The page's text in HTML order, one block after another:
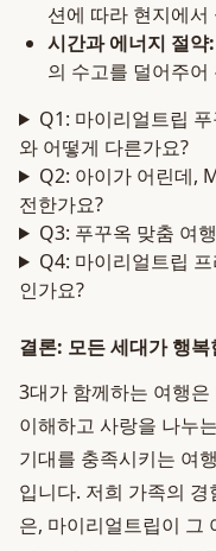
션에 따라 현지에
시간과 에너지 절약:
의 수고를 덜어주
Q1: 마이리얼트립
와 어떻게 다른가요?
Q2: 아이가 어린데,
전한가요?
Q3: 푸꾸옥 맞춤 여
Q4: 마이리얼트립
인가요?
결론: 모든 세대가 행
3대가 함께하는 여행
이해하고 사랑을 나누
기대를 충족시키는 여
입니다. 저희 가족의
은, 마이리얼트립이 그